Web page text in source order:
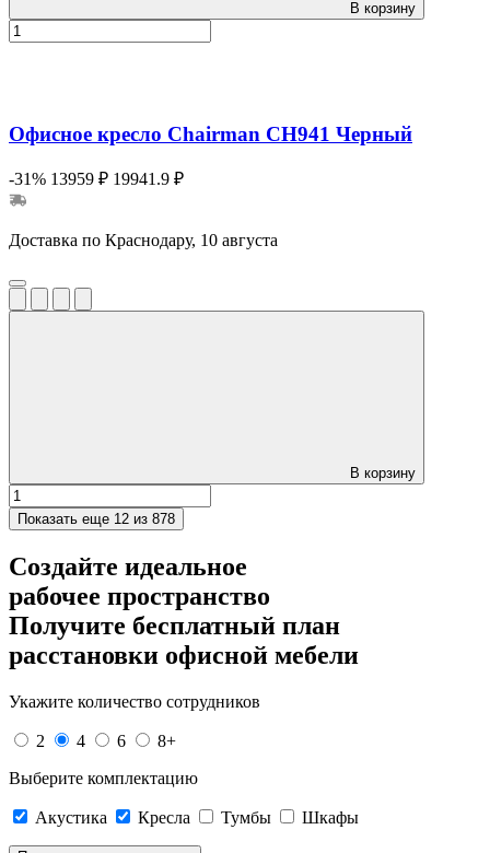
В корзину
Офисное кресло Chairman CH941 Черный
-31% 13959 ₽ 19941.9 ₽
Доставка по Краснодару, 10 августа
В корзину
Показать еще 12 из 878
Создайте идеальное
рабочее пространство
Получите бесплатный план
расстановки офисной мебели
Укажите количество сотрудников
2 4 6
8+
Выберите комплектацию
Акустика Кресла Тумбы Шкафы